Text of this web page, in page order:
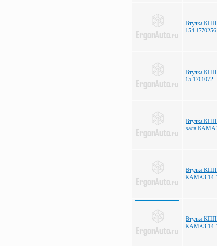
Втулка КПП
154.1770256
Втулка КПП
15.1701072
Втулка КПП
вала
Втулка КПП
КАМАЗ 14-
Втулка КПП
КАМАЗ 14-